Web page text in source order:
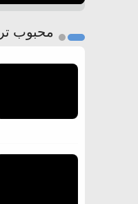
3
محبوب